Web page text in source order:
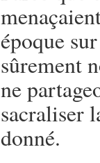
époque
sûrement
ne
sacraliser
donné.